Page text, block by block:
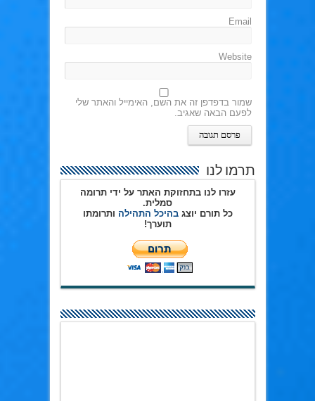
Email
Website
שמור בדפדפן זה את השם, האימייל והאתר שלי
לפעם הבאה שאגיב.
תרמו לנו
עזרו לנו בתחזוקת האתר על ידי תרומה
סמלית.
כל תורם יוצגבהיכל התהילה ותרומתו
תוערך!